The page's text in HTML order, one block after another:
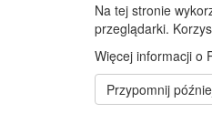
JEDNOSTKI
Żłobek Gminny
Na tej stronie
przeglądarki.
Więcej informacji o
Przypomnij